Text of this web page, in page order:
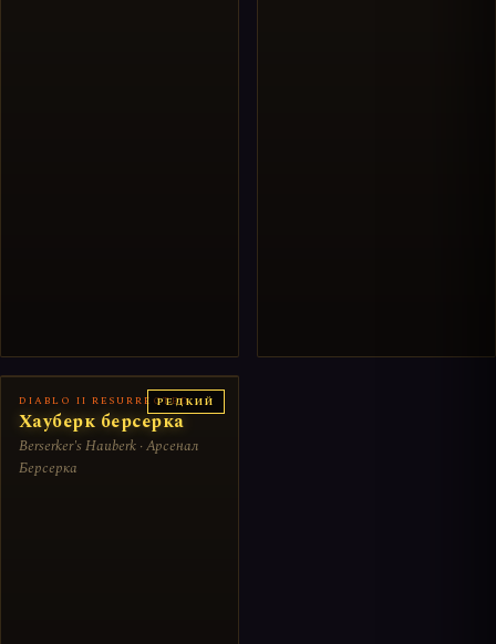
РЕДКИЙ
DIABLO II RESURRECTED
Хауберк берсерка
Berserker's Hauberk · Арсенал
Берсерка